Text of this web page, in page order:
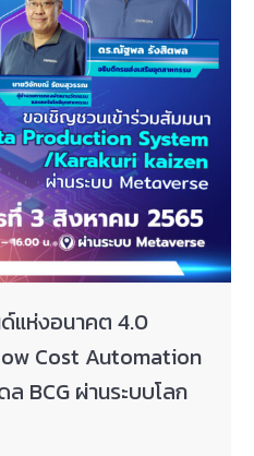
ด์แห่งอนาคต 4.0
Cost Automation
ล BCG ผ่านระบบโลก